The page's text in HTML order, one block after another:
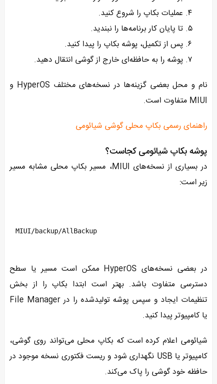
عملیات بکاپ را شروع کنید.
تا پایان کار برنامه‌ها را نبندید.
پس از تکمیل، پوشه بکاپ را پیدا کنید.
پوشه را به حافظه‌ای خارج از گوشی انتقال دهید.
نام و محل بعضی گزینه‌ها در نسخه‌های مختلف HyperOS و
MIUI متفاوت است.
راهنمای رسمی بکاپ محلی گوشی شیائومی
پوشه بکاپ شیائومی کجاست؟
در بسیاری از نسخه‌های MIUI، مسیر بکاپ محلی مشابه مسیر
زیر است:
MIUI/backup/AllBackup
در بعضی نسخه‌های HyperOS ممکن است مسیر یا سطح
دسترسی متفاوت باشد. بهتر است ابتدا بکاپ را از بخش
تنظیمات ایجاد و سپس پوشه تولیدشده را در File Manager
یا کامپیوتر پیدا کنید.
شیائومی اعلام کرده است که بکاپ محلی می‌تواند روی گوشی،
کامپیوتر یا USB نگهداری شود و ریست فکتوری نسخه موجود در
حافظه خود گوشی را پاک می‌کند.